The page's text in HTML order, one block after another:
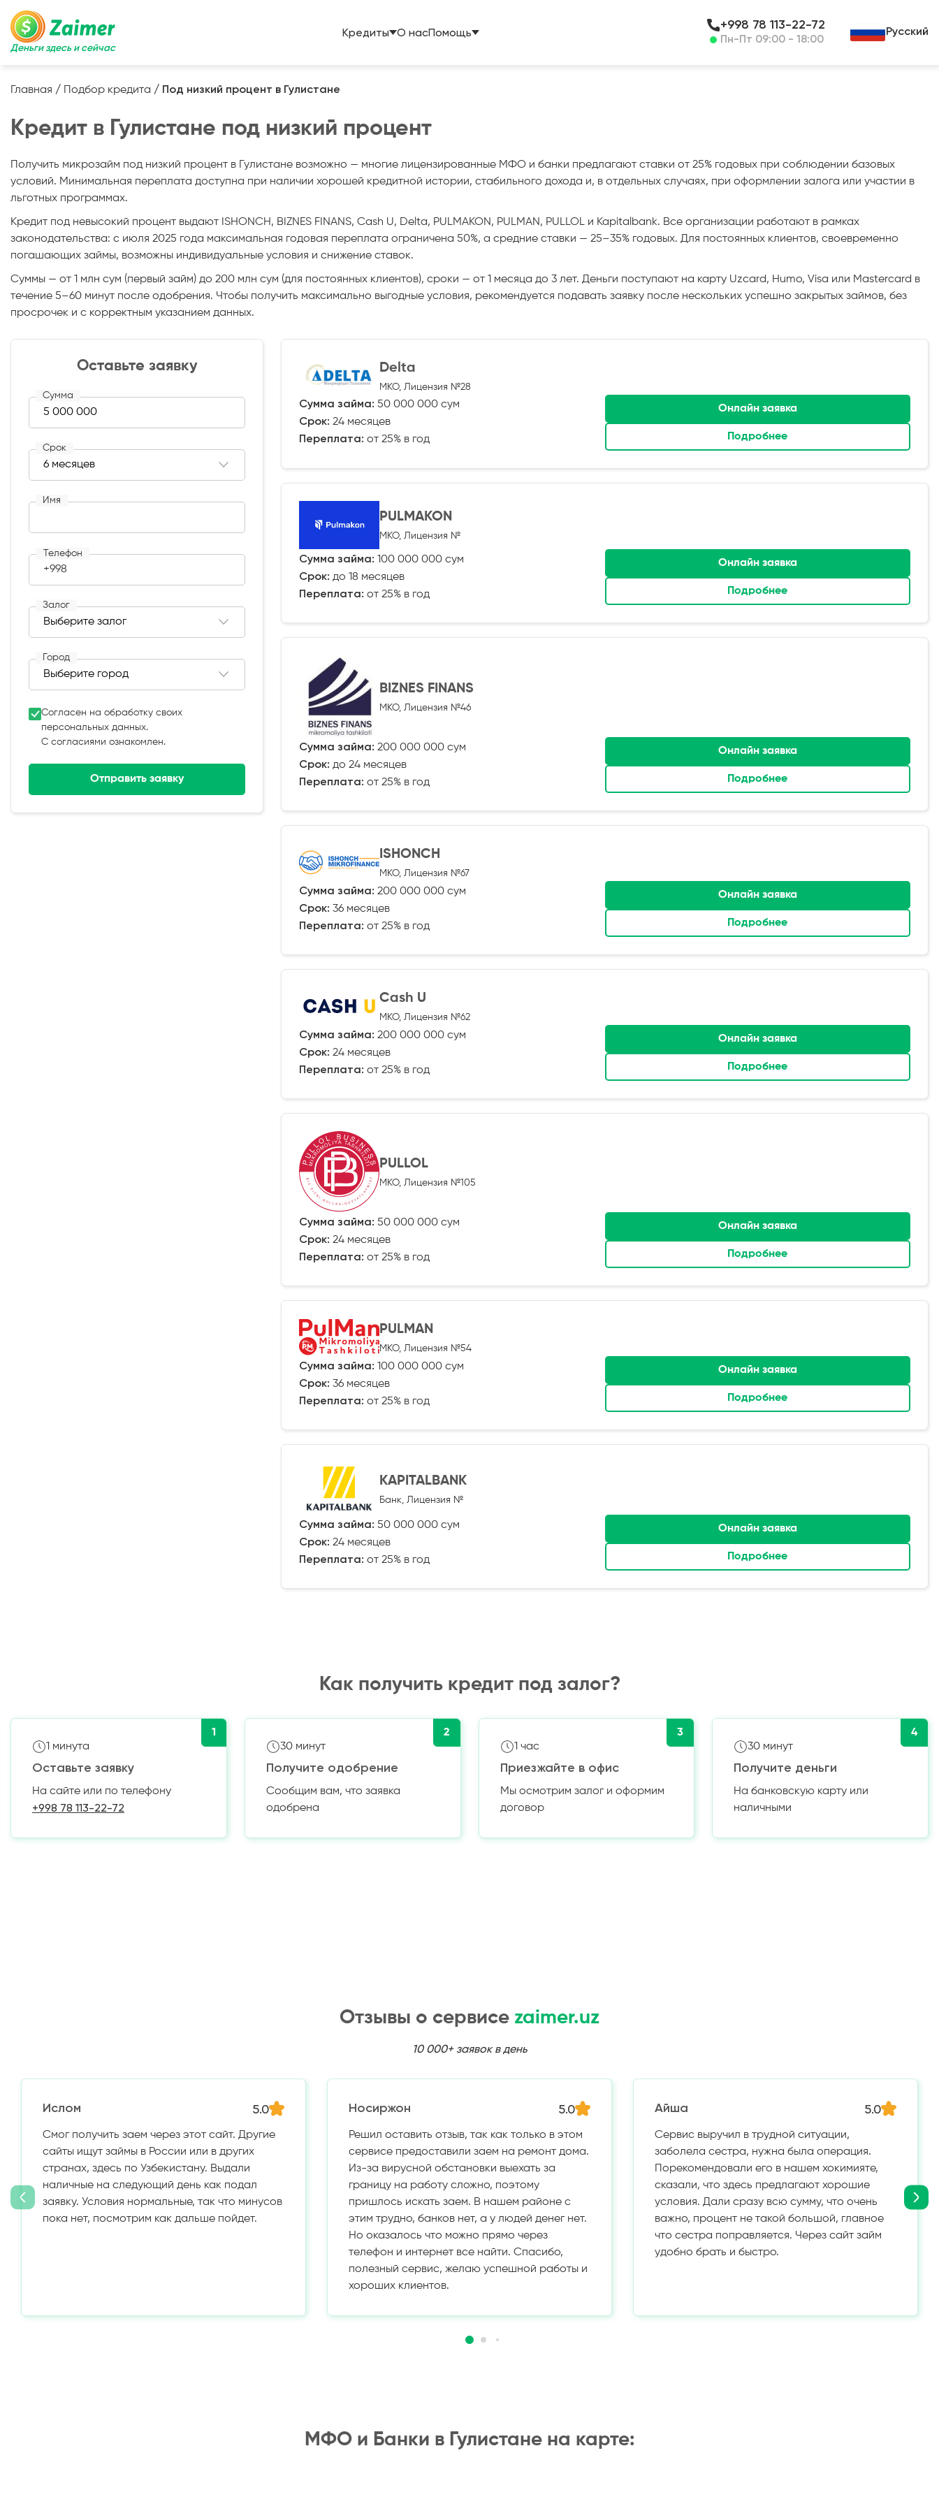
Деньги здесь и сейчас
Кредиты О насПомощь
+998 78 113-22-72
Пн-Пт 09:00 - 18:00
Русский
Главная / Подбор кредита / Под низкий процент в Гулистане
Кредит в Гулистане под низкий процент
Получить микрозайм под низкий процент в Гулистане возможно — многие лицензированные МФО и банки предлагают ставки от 25% годовых при соблюдении базовых
условий. Минимальная переплата доступна при наличии хорошей кредитной истории, стабильного дохода и, в отдельных случаях, при оформлении залога или участии в
льготных программах.
Кредит под невысокий процент выдают ISHONCH, BIZNES FINANS, Cash U, Delta, PULMAKON, PULMAN, PULLOL и Kapitalbank. Все организации работают в рамках
законодательства: с июля 2025 года максимальная годовая переплата ограничена 50%, а средние ставки — 25–35% годовых. Для постоянных клиентов, своевременно
погашающих займы, возможны индивидуальные условия и снижение ставок.
Суммы — от 1 млн сум (первый займ) до 200 млн сум (для постоянных клиентов), сроки — от 1 месяца до 3 лет. Деньги поступают на карту Uzcard, Humo, Visa или Mastercard в
течение 5–60 минут после одобрения. Чтобы получить максимально выгодные условия, рекомендуется подавать заявку после нескольких успешно закрытых займов, без
просрочек и с корректным указанием данных.
Оставьте заявку
Сумма
Срок
Имя
Телефон
+998
Залог
Город
Согласен на обработку своих
персональных данных.
С согласиями ознакомлен.
Отправить заявку
Delta
МКО, Лицензия №28
Сумма займа: 50 000 000 сум
Срок: 24 месяцев
Переплата: от 25% в год
Онлайн заявка
Подробнее
PULMAKON
МКО, Лицензия №
Сумма займа: 100 000 000 сум
Срок: до 18 месяцев
Переплата: от 25% в год
Онлайн заявка
Подробнее
BIZNES FINANS
МКО, Лицензия №46
Сумма займа: 200 000 000 сум
Срок: до 24 месяцев
Переплата: от 25% в год
Онлайн заявка
Подробнее
ISHONCH
МКО, Лицензия №67
Сумма займа: 200 000 000 сум
Срок: 36 месяцев
Переплата: от 25% в год
Онлайн заявка
Подробнее
Cash U
МКО, Лицензия №62
Сумма займа: 200 000 000 сум
Срок: 24 месяцев
Переплата: от 25% в год
Онлайн заявка
Подробнее
PULLOL
МКО, Лицензия №105
Сумма займа: 50 000 000 сум
Срок: 24 месяцев
Переплата: от 25% в год
Онлайн заявка
Подробнее
PULMAN
МКО, Лицензия №54
Сумма займа: 100 000 000 сум
Срок: 36 месяцев
Переплата: от 25% в год
Онлайн заявка
Подробнее
KAPITALBANK
Банк, Лицензия №
Сумма займа: 50 000 000 сум
Срок: 24 месяцев
Переплата: от 25% в год
Онлайн заявка
Подробнее
Как получить кредит под залог?
1
1 минута
Оставьте заявку
На сайте или по телефону
+998 78 113-22-72
2
30 минут
Получите одобрение
Сообщим вам, что заявка
одобрена
3
1 час
Приезжайте в офис
Мы осмотрим залог и оформим
договор
4
30 минут
Получите деньги
На банковскую карту или
наличными
Отзывы о сервисе zaimer.uz
10 000+ заявок в день
Ислом 5.0
Смог получить заем через этот сайт. Другие
сайты ищут займы в России или в других
странах, здесь по Узбекистану. Выдали
наличные на следующий день как подал
заявку. Условия нормальные, так что минусов
пока нет, посмотрим как дальше пойдет.
Носиржон 5.0
Решил оставить отзыв, так как только в этом
сервисе предоставили заем на ремонт дома.
Из-за вирусной обстановки выехать за
границу на работу сложно, поэтому
пришлось искать заем. В нашем районе с
этим трудно, банков нет, а у людей денег нет.
Но оказалось что можно прямо через
телефон и интернет все найти. Спасибо,
полезный сервис, желаю успешной работы и
хороших клиентов.
Айша 5.0
Сервис выручил в трудной ситуации,
заболела сестра, нужна была операция.
Порекомендовали его в нашем хокимияте,
сказали, что здесь предлагают хорошие
условия. Дали сразу всю сумму, что очень
важно, процент не такой большой, главное
что сестра поправляется. Через сайт займ
удобно брать и быстро.
МФО и Банки в Гулистане на карте: